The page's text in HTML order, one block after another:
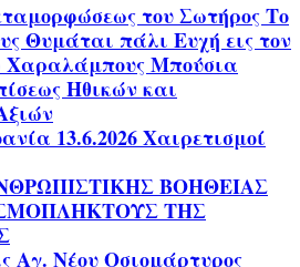
του Σωτήρος Το
Θυμάται πάλι Ευχή εις τον
Χαραλάμπους Μπούσια
Ηθικών και
13.6.2026 Χαιρετισμοί
ΒΟΗΘΕΙΑΣ
ΤΗΣ
Αγ. Νέου Οσιομάρτυρος